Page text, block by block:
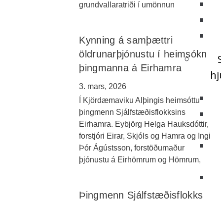
grundvallaratriði í umönnun
Kynning á samþættri
öldrunarþjónustu í heimsókn
þingmanna á Eirhamra
3. mars, 2026
Í Kjördæmaviku Alþingis heimsóttu
þingmenn Sjálfstæðisflokksins
Eirhamra. Eybjörg Helga Hauksdóttir,
forstjóri Eirar, Skjóls og Hamra og Ingi
Þór Ágústsson, forstöðumaður
þjónustu á Eirhömrum og Hömrum,
Þingmenn Sjálfstæðisflokks